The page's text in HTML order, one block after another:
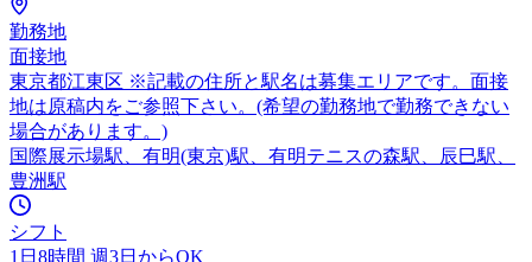
勤務地
面接地
東京都江東区 ※記載の住所と駅名は募集エリアです。面接
地は原稿内をご参照下さい。(希望の勤務地で勤務できない
場合があります。)
国際展示場駅、有明(東京)駅、有明テニスの森駅、辰巳駅、
豊洲駅
シフト
1日8時間 週3日からOK